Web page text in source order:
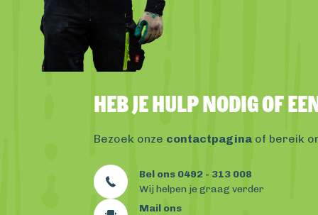
Heb je hulp nodig of
Bezoek onze contactpagina of bereik
Bel ons 0492 - 313 008
Wij helpen je graag verder
Mail ons